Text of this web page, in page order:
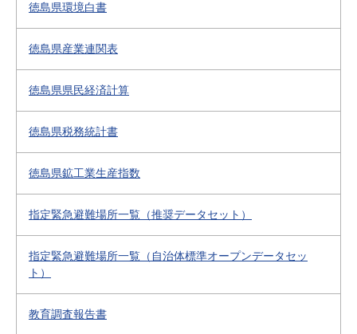
徳島県環境白書
徳島県産業連関表
徳島県県民経済計算
徳島県税務統計書
徳島県鉱工業生産指数
指定緊急避難場所一覧（推奨データセット）
指定緊急避難場所一覧（自治体標準オープンデータセッ
ト）
教育調査報告書